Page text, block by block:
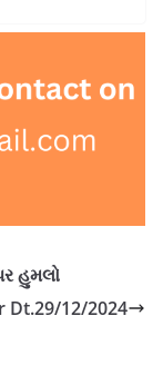
હુમલો
Dt.29/12/2024